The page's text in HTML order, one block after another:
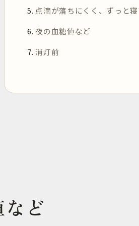
点滴が落ちにくく、ずっと
夜の血糖値など
消灯前
ど